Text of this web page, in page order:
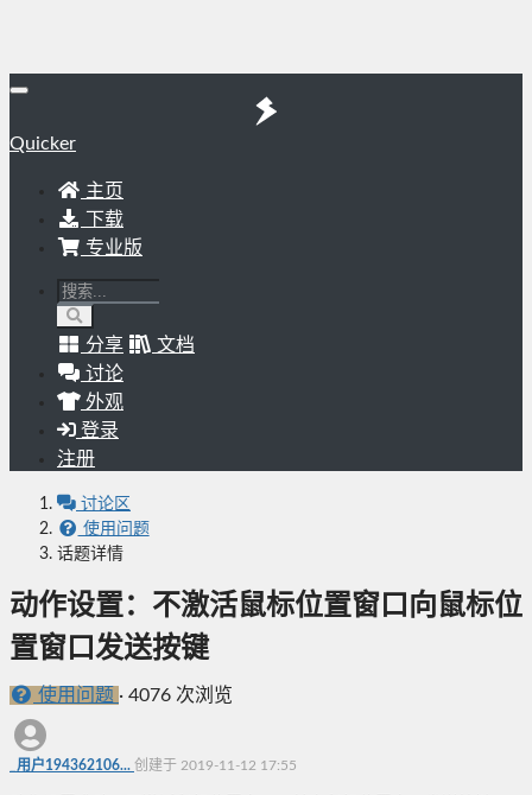
Quicker
主页
下载
专业版
分享
文档
讨论
外观
登录
注册
讨论区
使用问题
话题详情
动作设置：不激活鼠标位置窗口向鼠标位
置窗口发送按键
使用问题 · 4076 次浏览
_用户194362106... 创建于 2019-11-12 17:55